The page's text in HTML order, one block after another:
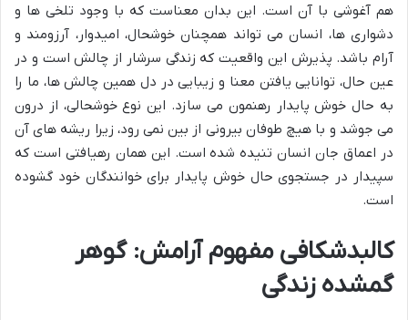
هم آغوشی با آن است. این بدان معناست که با وجود تلخی ها و
دشواری ها، انسان می تواند همچنان خوشحال، امیدوار، آرزومند و
آرام باشد. پذیرش این واقعیت که زندگی سرشار از چالش است و در
عین حال، توانایی یافتن معنا و زیبایی در دل همین چالش ها، ما را
به حال خوش پایدار رهنمون می سازد. این نوع خوشحالی، از درون
می جوشد و با هیچ طوفان بیرونی از بین نمی رود، زیرا ریشه های آن
در اعماق جان انسان تنیده شده است. این همان رهیافتی است که
سپیدار در جستجوی حال خوش پایدار برای خوانندگان خود گشوده
است.
کالبدشکافی مفهوم آرامش: گوهر
گمشده زندگی